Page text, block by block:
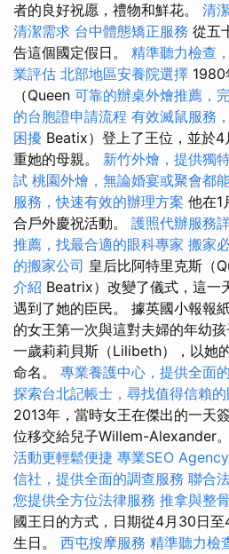
者的良好祝愿，禮物和鮮花。 清
清潔需求 台中體態矯正服務 從五
告這個國定假日。 精準聽力檢查
業評估 北部地區安養院選擇 1980
（Queen 可靠的辦桌外燴推薦，
的台胞證申請流程 有效滅鼠服務
困擾 Beatix）登上了王位，並於
重她的母親。 新竹外燴，提供獨
試 桃園外燴，無論婚宴或聚會都
服務，快速有效的辦理方案 他在1
合戶外慶祝活動。 護照代辦服務
推薦，找最合適的眼科專家 搬家
的搬家公司 皇后比阿特里克斯（
介紹 Beatrix）改變了儀式，這一
遇到了她的臣民。 據英國小報報
的女王第一次與這對夫婦的年幼
一歲莉莉貝斯（Lilibeth），以她
命名。 專業養護中心，提供全面
探索台北記帳士，尋找值得信賴
2013年，當時女王在傑出的一天
位移交給兒子Willem-Alexander。
活動更輕鬆便捷 專業SEO
信社，提供全面的調查服務 聯合
您提供全方位法律服務 推拿與整
國王日的方式，日期從4月30日
生日。 西屯按摩服務 精準聽力檢